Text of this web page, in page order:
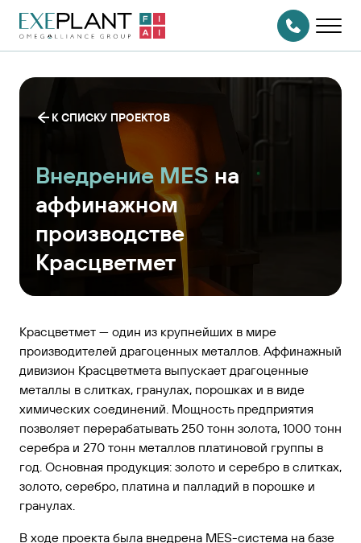
На главную
страницу
СВЯЗАТЬСЯ
С НАМИ
К СПИСКУ ПРОЕКТОВ
Внедрение MES на
аффинажном
производстве
Красцветмет
Красцветмет — один из крупнейших в мире
производителей драгоценных металлов. Аффинажный
дивизион Красцветмета выпускает драгоценные
металлы в слитках, гранулах, порошках и в виде
химических соединений. Мощность предприятия
позволяет перерабатывать 250 тонн золота, 1000 тонн
серебра и 270 тонн металлов платиновой группы в
год. Основная продукция: золото и серебро в слитках,
золото, серебро, платина и палладий в порошке и
гранулах.
В ходе проекта была внедрена MES-система на базе